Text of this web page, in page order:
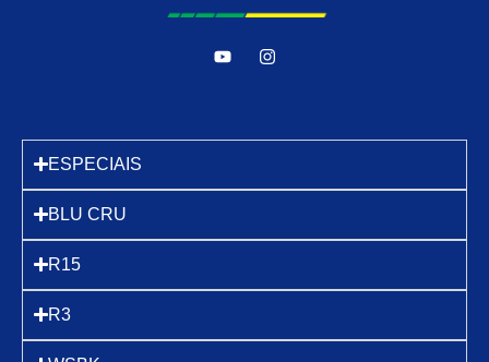
ESPECIAIS
BLU CRU
R15
R3